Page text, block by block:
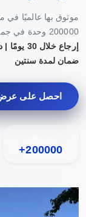
موثوق بها عالميًا
200000 وحدة في جميع أنحاء العالم.
إرجاع
ضمان لمدة سنتين
احصل على
200000+